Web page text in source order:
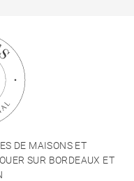
DE MAISONS ET
SUR BORDEAUX ET